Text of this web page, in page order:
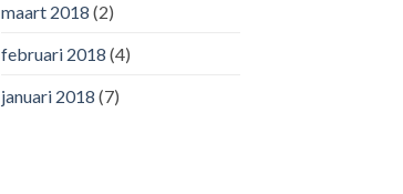
maart 2018 (2)
februari 2018 (4)
januari 2018 (7)